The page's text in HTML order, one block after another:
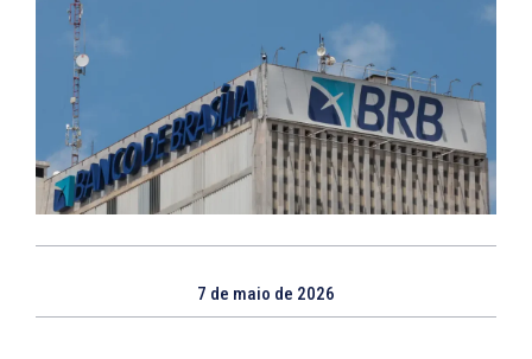
7 de maio de 2026